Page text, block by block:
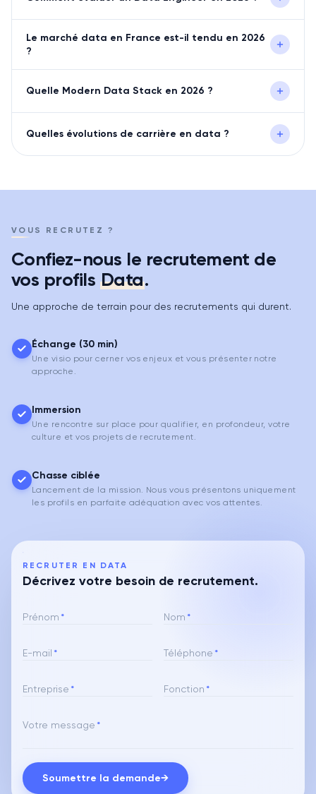
Le marché data en France est-il tendu en 2026
?
Quelle Modern Data Stack en 2026 ?
Quelles évolutions de carrière en data ?
VOUS RECRUTEZ ?
Confiez-nous le recrutement de
vos profils Data.
Une approche de terrain pour des recrutements qui durent.
Échange (30 min)
Une visio pour cerner vos enjeux et vous présenter notre
approche.
Immersion
Une rencontre sur place pour qualifier, en profondeur, votre
culture et vos projets de recrutement.
Chasse ciblée
Lancement de la mission. Nous vous présentons uniquement
les profils en parfaite adéquation avec vos attentes.
RECRUTER EN DATA
Décrivez votre besoin de recrutement.
Prénom * Nom *
E-mail * Téléphone *
Entreprise * Fonction *
Votre message *
Soumettre la demande→